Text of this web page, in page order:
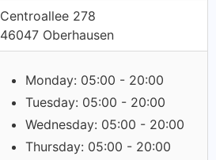
Centroallee 278
46047 Oberhausen
Monday: 05:00 - 20:00
Tuesday: 05:00 - 20:00
Wednesday: 05:00 - 20:00
Thursday: 05:00 - 20:00